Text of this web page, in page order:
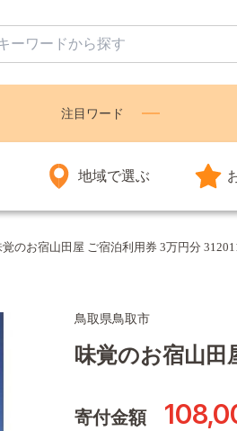
注目ワード
地域で選ぶ
覚のお宿山田屋 ご宿泊利用券 3万円分
鳥取県鳥取市
味覚のお宿山田
寄付金額